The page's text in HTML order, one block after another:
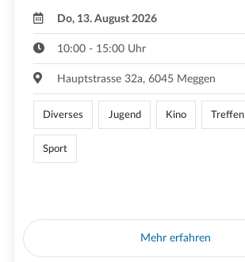
Do, 13. August 2026
10:00 - 15:00 Uhr
Hauptstrasse 32a, 6045 Meggen
Diverses Jugend Kino Treffen
Sport
Mehr erfahren